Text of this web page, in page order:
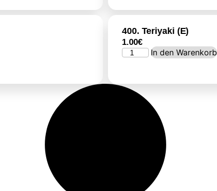
400. Teriyaki (E)
1.00€
In den Warenkorb